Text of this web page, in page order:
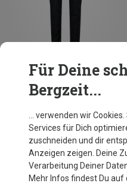
Du sparst 33%
Für Deine
Bergzeit...
… verwenden wir
Services für Dich
zuschneiden und dir
Anzeigen zeigen. Deine
Verarbeitung Deiner
Mehr Infos findest Du auf